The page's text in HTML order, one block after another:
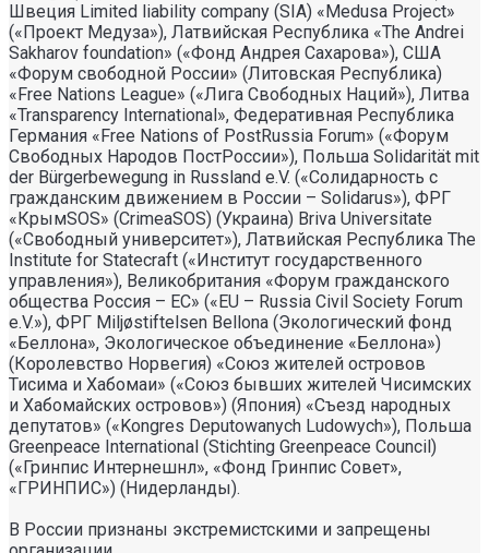
Швеция Limited liability company (SIA) «Medusa Project»
(«Проект Медуза»), Латвийская Республика «The Andrei
Sakharov foundation» («Фонд Андрея Сахарова»), США
«Форум свободной России» (Литовская Республика)
«Free Nations League» («Лига Свободных Наций»), Литва
«Transparеncy International», Федеративная Республика
Германия «Free Nations of PostRussia Forum» («Форум
Свободных Народов ПостРоссии»), Польша Solidarität mit
der Bürgerbewegung in Russland e.V. («Солидарность с
гражданским движением в России – Solidarus»), ФРГ
«КрымSOS» (CrimeaSOS) (Украина) Briva Universitate
(«Свободный университет»), Латвийская Республика The
Institute for Statecraft («Институт государственного
управления»), Великобритания «Форум гражданского
общества Россия – ЕС» («EU – Russia Civil Society Forum
e.V.»), ФРГ Miljøstiftelsen Bellona (Экологический фонд
«Беллона», Экологическое объединение «Беллона»)
(Королевство Норвегия) «Союз жителей островов
Тисима и Хабомаи» («Союз бывших жителей Чисимских
и Хабомайских островов») (Япония) «Съезд народных
депутатов» («Kongres Deputowanych Ludowych»), Польша
Greenpeace International (Stichting Greenpeace Council)
(«Гринпис Интернешнл», «Фонд Гринпис Совет»,
«ГРИНПИС») (Нидерланды).
В России признаны экстремистскими и запрещены